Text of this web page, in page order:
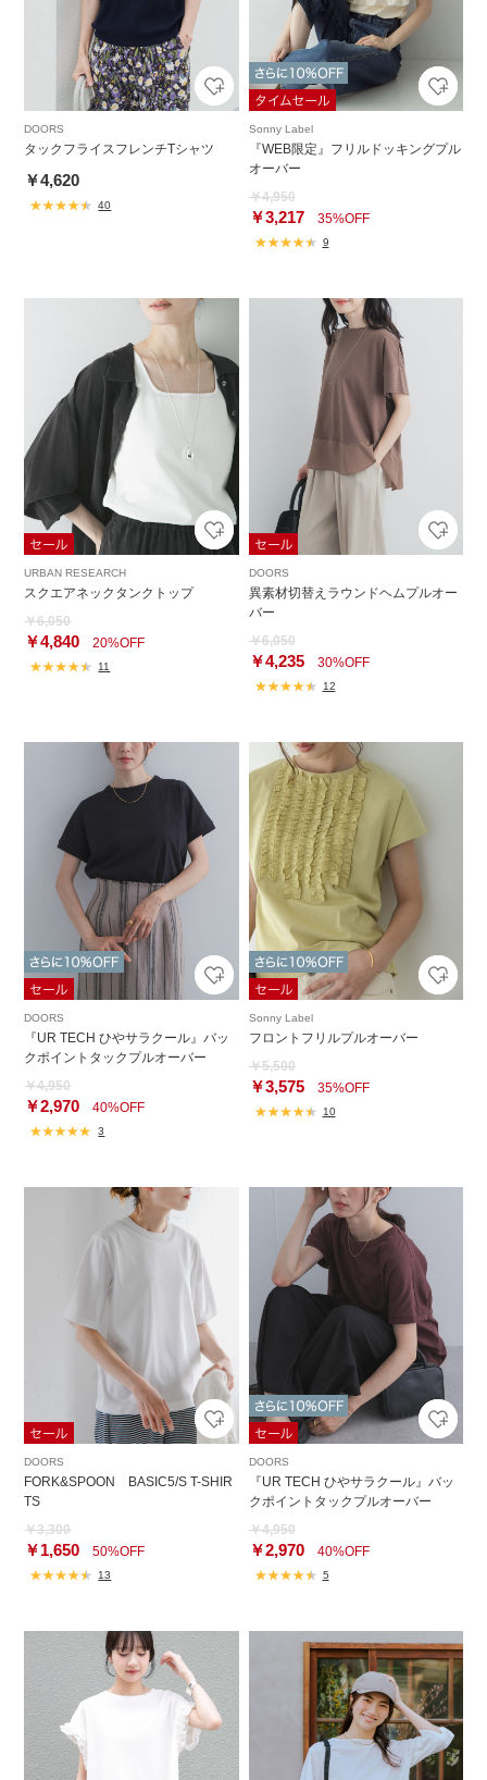
DOORS
タックフライスフレンチTシャツ
￥4,620
40
Sonny Label
『WEB限定』フリルドッキングプル
オーバー
￥4,950
￥3,21735%OFF
9
URBAN RESEARCH
スクエアネックタンクトップ
￥6,050
￥4,840 20%OFF
11
DOORS
異素材切替えラウンドヘムプルオー
バー
￥6,050
￥4,23530%OFF
12
DOORS
『UR TECH ひやサラクール』バッ
クポイントタックプルオーバー
￥4,950
￥2,970 40%OFF
3
Sonny Label
フロントフリルプルオーバー
￥5,500
￥3,57535%OFF
10
DOORS
FORK&SPOON BASIC5/S T-SHIR
TS
￥3,300
￥1,650 50%OFF
13
DOORS
『UR TECH ひやサラクール』バッ
クポイントタックプルオーバー
￥4,950
￥2,97040%OFF
5